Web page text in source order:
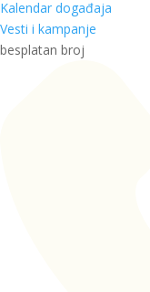
Kalendar događaja
Vesti i kampanje
besplatan broj